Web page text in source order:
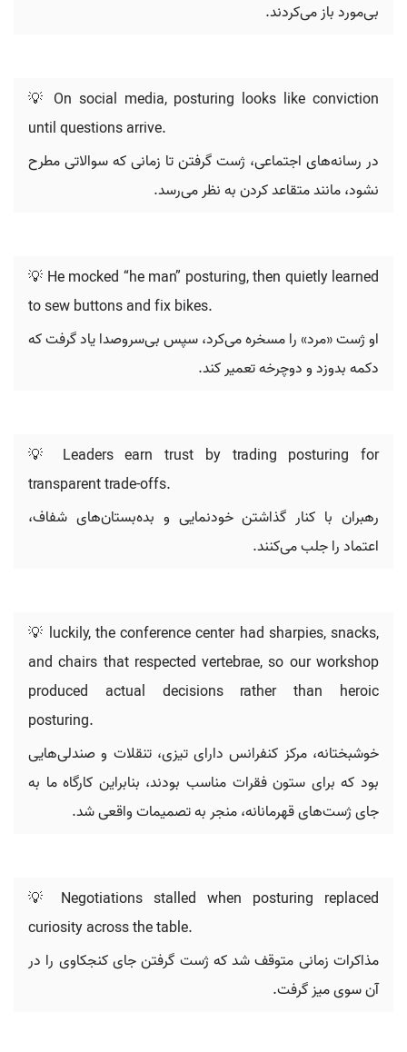
بی‌مورد باز می‌کردند.
💡 On social media, posturing looks like conviction
until questions arrive.
در رسانه‌های اجتماعی، ژست گرفتن تا زمانی که سوالاتی مطرح
نشود، مانند متقاعد کردن به نظر می‌رسد.
💡 He mocked “he man” posturing, then quietly learned
to sew buttons and fix bikes.
او ژست «مرد» را مسخره می‌کرد، سپس بی‌سروصدا یاد گرفت که
دکمه بدوزد و دوچرخه تعمیر کند.
💡 Leaders earn trust by trading posturing for
transparent trade-offs.
رهبران با کنار گذاشتن خودنمایی و بده‌بستان‌های شفاف،
اعتماد را جلب می‌کنند.
💡 luckily, the conference center had sharpies, snacks,
and chairs that respected vertebrae, so our workshop
produced actual decisions rather than heroic
posturing.
خوشبختانه، مرکز کنفرانس دارای تیزی، تنقلات و صندلی‌هایی
بود که برای ستون فقرات مناسب بودند، بنابراین کارگاه ما به
جای ژست‌های قهرمانانه، منجر به تصمیمات واقعی شد.
💡 Negotiations stalled when posturing replaced
curiosity across the table.
مذاکرات زمانی متوقف شد که ژست گرفتن جای کنجکاوی را در
آن سوی میز گرفت.